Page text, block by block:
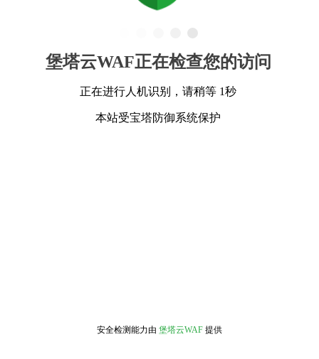
堡塔云WAF正在检查您的访问
正在进行人机识别，请稍等 1秒
本站受宝塔防御系统保护
安全检测能力由 堡塔云WAF 提供